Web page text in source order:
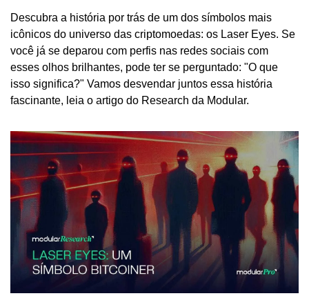
Descubra a história por trás de um dos símbolos mais
icônicos do universo das criptomoedas: os Laser Eyes. Se
você já se deparou com perfis nas redes sociais com
esses olhos brilhantes, pode ter se perguntado: "O que
isso significa?" Vamos desvendar juntos essa história
fascinante, leia o artigo do Research da Modular.